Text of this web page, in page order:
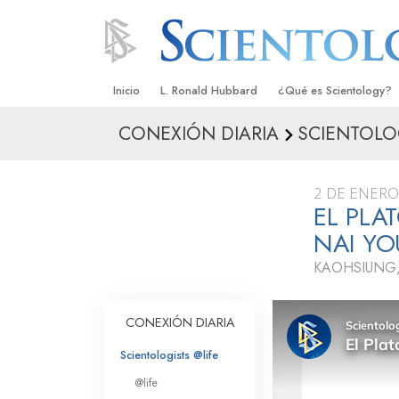
Inicio L. Ronald Hubbard ¿Qué es Scientology?
Creencias y Prácticas
Qué dicen los
Scientology
Conoce a un
Los Principios
Una Introducción a
CONEXIÓN DIARIA
2 DE
EL
NAI
CONEXIÓN DIARIA
Scientologists @life
@life